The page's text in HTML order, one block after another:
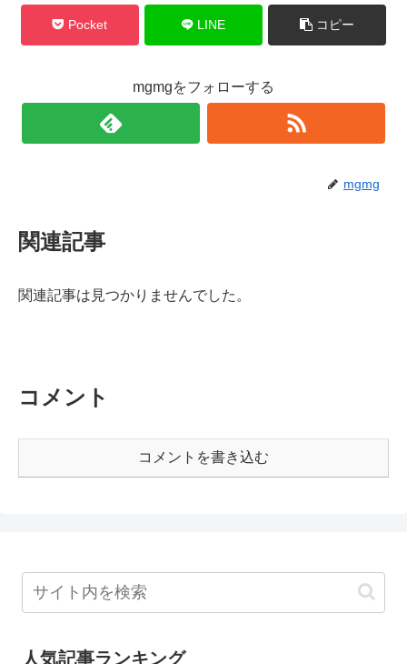
Pocket LINE コピー
mgmgをフォローする
mgmg
関連記事
関連記事は見つかりませんでした。
コメント
コメントを書き込む
人気記事ランキング